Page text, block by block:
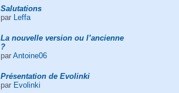
Salutations
par
Leffa
La nouvelle version ou l’ancienne
?
par Antoine06
Présentation de Evolinki
par Evolinki